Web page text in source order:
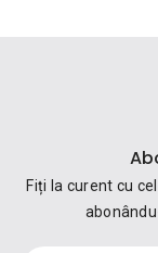
Fiți la curent cu